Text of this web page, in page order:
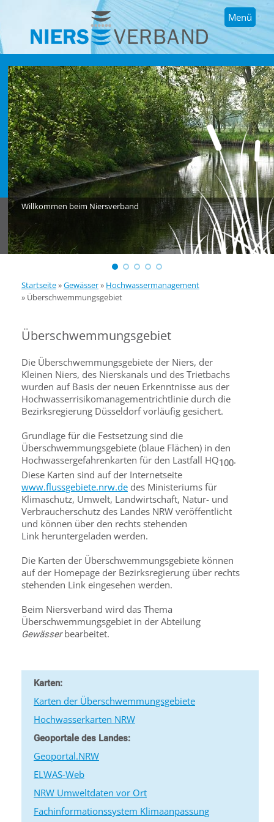
Menü
Willkommen beim Niersverband
Startseite»Gewässer» Hochwassermanagement
» Überschwemmungsgebiet
Überschwemmungsgebiet
Die Überschwemmungsgebiete der Niers, der
Kleinen Niers, des Nierskanals und des Trietbachs
wurden auf Basis der neuen Erkenntnisse aus der
Hochwasserrisikomanagementrichtlinie durch die
Bezirksregierung Düsseldorf vorläufig gesichert.
Grundlage für die Festsetzung sind die
Überschwemmungsgebiete (blaue Flächen) in den
Hochwassergefahrenkarten für den Lastfall HQ100.
Diese Karten sind auf der Internetseite
www.flussgebiete.nrw.de des Ministeriums für
Klimaschutz, Umwelt, Landwirtschaft, Natur- und
Verbraucherschutz des Landes NRW veröffentlicht
und können über den rechts stehenden
Link heruntergeladen werden.
Die Karten der Überschwemmungsgebiete können
auf der Homepage der Bezirksregierung über rechts
stehenden Link eingesehen werden.
Beim Niersverband wird das Thema
Überschwemmungsgebiet in der Abteilung
Gewässerbearbeitet.
Karten:
Karten der Überschwemmungsgebiete
Hochwasserkarten NRW
Geoportale des Landes:
Geoportal.NRW
ELWAS-Web
NRW Umweltdaten vor Ort
Fachinformationssystem Klimaanpassung